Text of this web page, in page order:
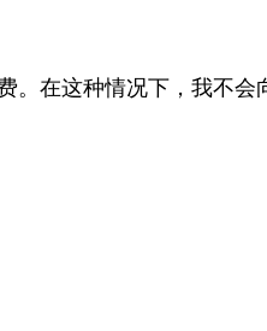
。在这种情况下，我不会